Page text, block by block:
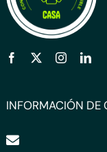
INFORMACIÓN DE